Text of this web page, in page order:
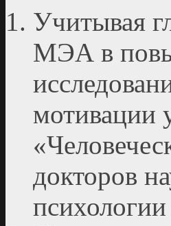
Учитывая
МЭА в
мотивации
докторов